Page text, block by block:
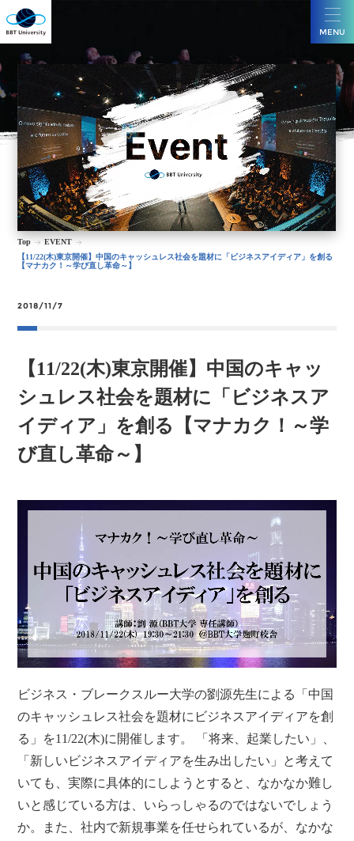
MENU
Top
EVENT
【11/22(木)東京開催】中国のキャッシュレス社会を題材に「ビジネスアイディア」を創る
【マナカク！～学び直し革命～】
2018/11/7
【11/22(木)東京開催】中国のキャッ
シュレス社会を題材に「ビジネスア
イディア」を創る【マナカク！～学
び直し革命～】
ビジネス・ブレークスルー大学の劉源先生による「中国
のキャッシュレス社会を題材にビジネスアイディアを創
る」を11/22(木)に開催します。 「将来、起業したい」、
「新しいビジネスアイディアを生み出したい」と考えて
いても、実際に具体的にしようとすると、なかなか難し
いと感じている方は、いらっしゃるのではないでしょう
か。また、社内で新規事業を任せられているが、なかな